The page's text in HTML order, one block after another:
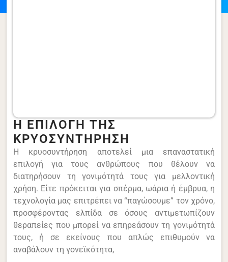
Η ΕΠΙΛΟΓΗ ΤΗΣ
ΚΡΥΟΣΥΝΤΗΡΗΣΗ
Η κρυοσυντήρηση αποτελεί μια επαναστατική
επιλογή για τους ανθρώπους που θέλουν να
διατηρήσουν τη γονιμότητά τους για μελλοντική
χρήση. Είτε πρόκειται για σπέρμα, ωάρια ή έμβρυα, η
τεχνολογία μας επιτρέπει να “παγώσουμε” τον χρόνο,
προσφέροντας ελπίδα σε όσους αντιμετωπίζουν
θεραπείες που μπορεί να επηρεάσουν τη γονιμότητά
τους, ή σε εκείνους που απλώς επιθυμούν να
αναβάλουν τη γονεϊκότητα,